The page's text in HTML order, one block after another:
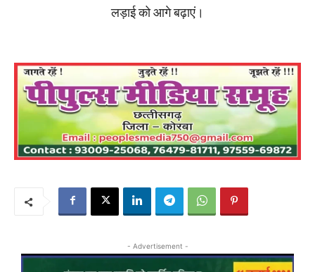
लड़ाई को आगे बढ़ाएं।
- Advertisement -